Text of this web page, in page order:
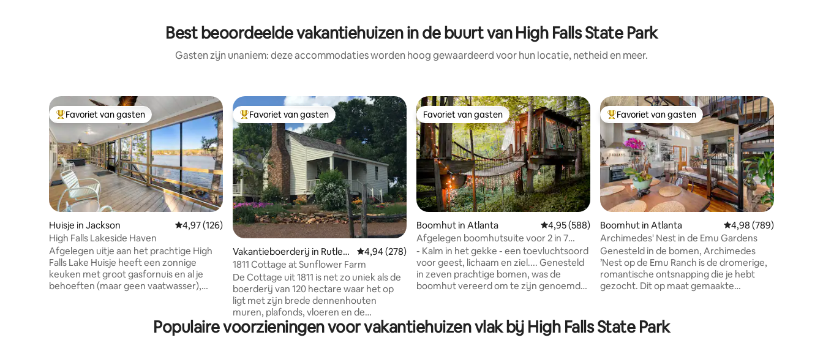
Best beoordeelde vakantiehuizen in de buurt van High Falls State Park
Gasten zijn unaniem: deze accommodaties worden hoog gewaardeerd voor hun locatie, netheid en meer.
Topfavoriet van gasten
Favoriet van gasten
Huisje in Jackson Gemiddelde beoordeling van 4,97 op 5, 126 recensies
4,97 (126)
High Falls Lakeside Haven
Afgelegen uitje aan het prachtige High
Falls Lake Huisje heeft een zonnige
keuken met groot gasfornuis en al je
behoeften (maar geen vaatwasser),
gebruik), enorme BR met 2 queensize
bedden, grote afgeschermde veranda,
Topfavoriet van gasten
Favoriet van gasten
Vakantieboerderij in Rutled
ge
Gemiddelde beoordeling van 4,94 op 5, 278 recensies
4,94 (278)
1811 Cottage at Sunflower Farm
De Cottage uit 1811 is net zo uniek als de
boerderij van 120 hectare waar het op
ligt met zijn brede dennenhouten
muren, plafonds, vloeren en de
duelhaarden. Dit historische
kolonistenhuis beschikt over een
Favoriet van gasten
Favoriet van gasten
Boomhut in Atlanta Gemiddelde beoordeling van 4,95 op 5, 588 recensies
4,95 (588)
Afgelegen boomhutsuite voor 2 in 7
bomen in Atlanta
- Kalm in het gekke - een toevluchtsoord
voor geest, lichaam en ziel.... Genesteld
in zeven prachtige bomen, was de
boomhut vereerd om te zijn genoemd
ingerichte kamers in de bomen. Deze
afgelegen accommodatie ligt op slechts
Topfavoriet van gasten
Favoriet van gasten
Boomhut in Atlanta Gemiddelde
4,98 (789)
Archimedes' Nest in de Emu Gardens
Genesteld in de bomen, Archimedes
’Nest op de Emu Ranch is de dromerige,
romantische ontsnapping die je hebt
gezocht. Dit op maat gemaakte
compleet met speciale voorzieningen
om je verblijf comfortabel te maken en
Populaire voorzieningen voor vakantiehuizen vlak bij High Falls State Park